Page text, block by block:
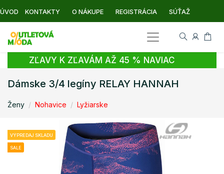
ÚVOD KONTAKTY O NÁKUPE REGISTRÁCIA SÚŤAŽ
ZĽAVY K ZĽAVÁM AŽ 45 % NAVIAC
Dámske 3/4 legíny RELAY HANNAH
Ženy Nohavice Lyžiarske
VÝPREDAJ SKLADU
SALE